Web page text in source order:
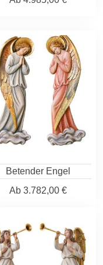
Betender Engel
Ab3.782,00 €